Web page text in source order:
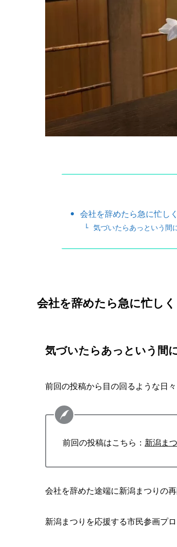
会社を辞めたら急に忙し
気づいたらあっという間
会社を辞めたら急に忙し
気づいたらあっという間
前回の投稿から目の回るような日々
前回の投稿はこちら： 新潟ま
会社を辞めた途端に新潟まつりの
新潟まつりを応援する市民参画プ